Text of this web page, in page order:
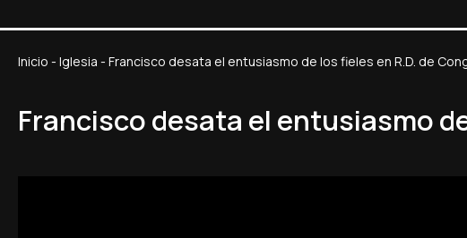
Inicio - Iglesia - Francisco desata el entusiasmo de los fieles en R.D. de
Francisco desata el entusiasmo